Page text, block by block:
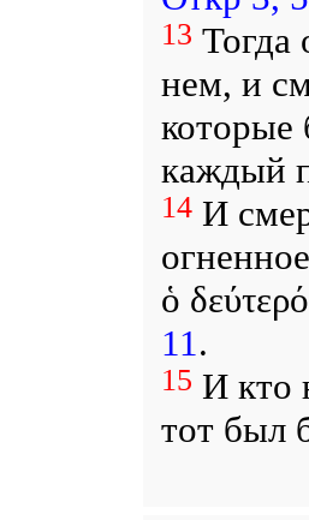
13
нем, и
каждый
14 И
ὁ
11 .
15 И кто
тот был